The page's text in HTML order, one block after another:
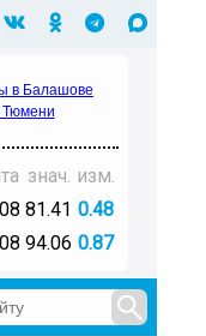
в Балашове
Тюмени
знач. изм.
81.41 0.48
94.06 0.87